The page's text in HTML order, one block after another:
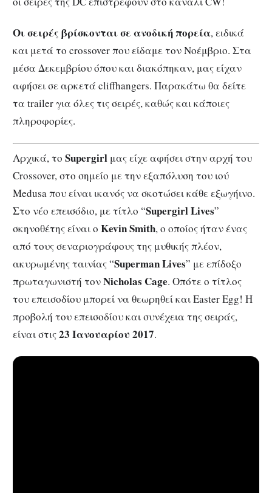
Οι σειρές βρίσκονται σε ανοδική πορεία, ειδικά
και μετά το crossover που είδαμε τον Νοέμβριο. Στα
μέσα Δεκεμβρίου όπου και διακόπηκαν, μας είχαν
αφήσει σε αρκετά cliffhangers. Παρακάτω θα δείτε
τα trailer για όλες τις σειρές, καθώς και κάποιες
πληροφορίες.
Αρχικά, το Supergirl μας είχε αφήσει στην αρχή του
Crossover, στο σημείο με την εξαπόλυση του ιού
Μedusa που είναι ικανός να σκοτώσει κάθε εξωγήινο.
Στο νέο επεισόδιο, με τίτλο “Supergirl Lives”
σκηνοθέτης είναι ο Kevin Smith, ο οποίος ήταν ένας
από τους σεναριογράφους της μυθικής πλέον,
ακυρωμένης ταινίας “Superman Lives” με επίδοξο
πρωταγωνιστή τονNicholas Cage. Οπότε ο τίτλος
του επεισοδίου μπορεί να θεωρηθεί και Easter Egg! Η
προβολή του επεισοδίου και συνέχεια της σειράς,
είναι στις23 Ιανουαρίου 2017.